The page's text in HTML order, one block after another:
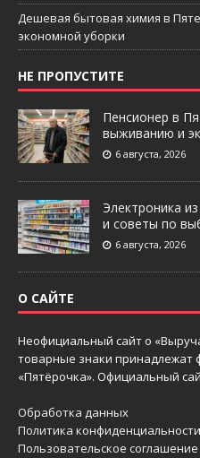
Дешевая бытовая химия в
экономной уборки
НЕ ПРОПУСТИТЕ
Пенсионер в
выживанию и
6 августа, 2026
Электроника
и советы по
6 августа, 2026
О САЙТЕ
Неофициальный сайт о
товарные знаки принадлежат
«Пятёрочка». Официальный
Обработка данных
Политика конфиденциальности
Пользовательское соглашение